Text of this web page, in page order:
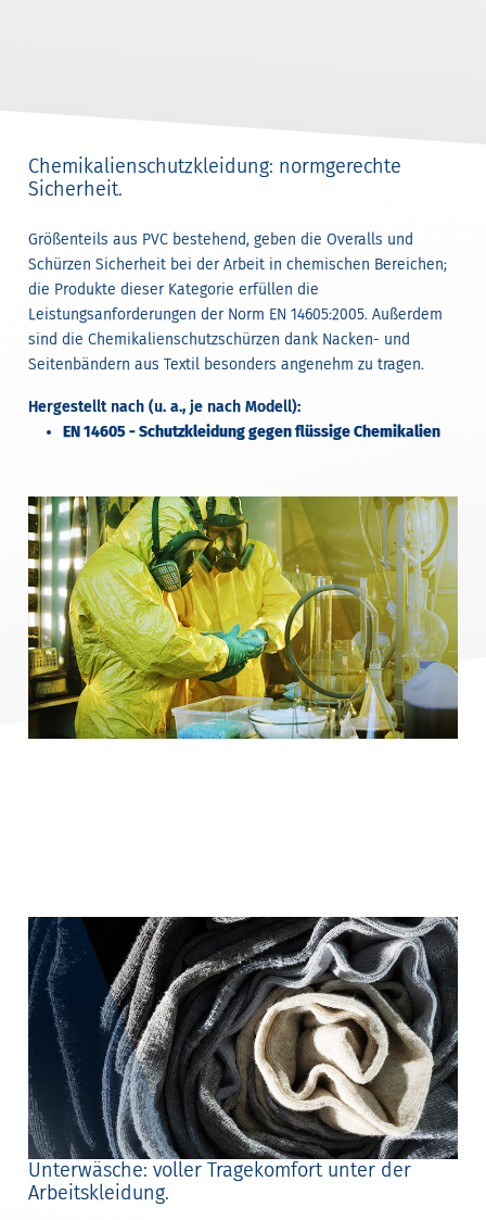
Chemikalienschutzkleidung: normgerechte
Sicherheit.
Größenteils aus PVC bestehend, geben die Overalls und
Schürzen Sicherheit bei der Arbeit in chemischen Bereichen;
die Produkte dieser Kategorie erfüllen die
Leistungsanforderungen der Norm EN 14605:2005. Außerdem
sind die Chemikalienschutzschürzen dank Nacken- und
Seitenbändern aus Textil besonders angenehm zu tragen.
Hergestellt nach (u. a., je nach Modell):
EN 14605 - Schutzkleidung gegen flüssige Chemikalien
Unterwäsche: voller Tragekomfort unter der
Arbeitskleidung.